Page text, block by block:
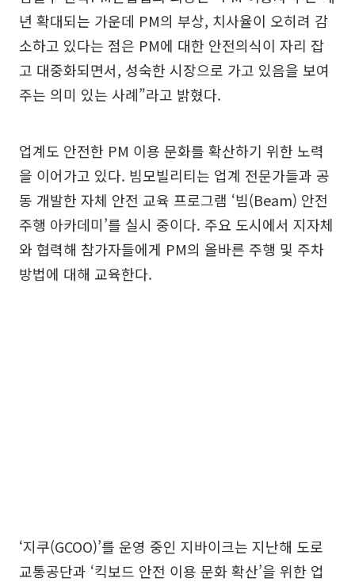
년 확대되는 가운데 PM의 부상, 치사율이 오히려 감
소하고 있다는 점은 PM에 대한 안전의식이 자리 잡
고 대중화되면서, 성숙한 시장으로 가고 있음을 보여
주는 의미 있는 사례”라고 밝혔다.
업계도 안전한 PM 이용 문화를 확산하기 위한 노력
을 이어가고 있다. 빔모빌리티는 업계 전문가들과 공
동 개발한 자체 안전 교육 프로그램 ‘빔(Beam) 안전
주행 아카데미’를 실시 중이다. 주요 도시에서 지자체
와 협력해 참가자들에게 PM의 올바른 주행 및 주차
방법에 대해 교육한다.
‘지쿠(GCOO)’를 운영 중인 지바이크는 지난해 도로
교통공단과 ‘킥보드 안전 이용 문화 확산’을 위한 업